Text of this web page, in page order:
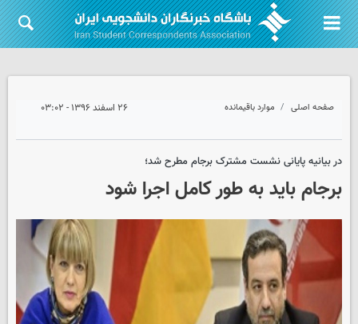
صفحه اصلی موارد باقیمانده ۲۶ اسفند ۱۳۹۶ - ۰۳:۰۲
در بیانیه پایانی نشست مشترک برجام مطرح شد؛
برجام باید به طور کامل اجرا شود